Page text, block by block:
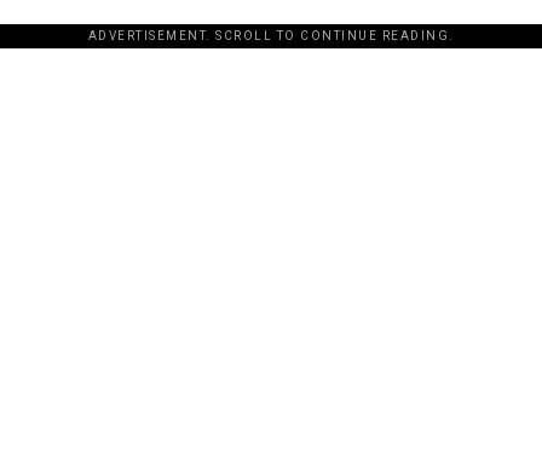
ADVERTISEMENT. SCROLL TO CONTINUE READING.